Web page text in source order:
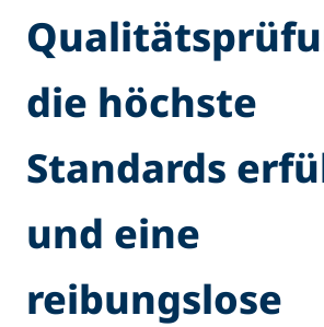
die höchste
Standards
und eine
reibungslose